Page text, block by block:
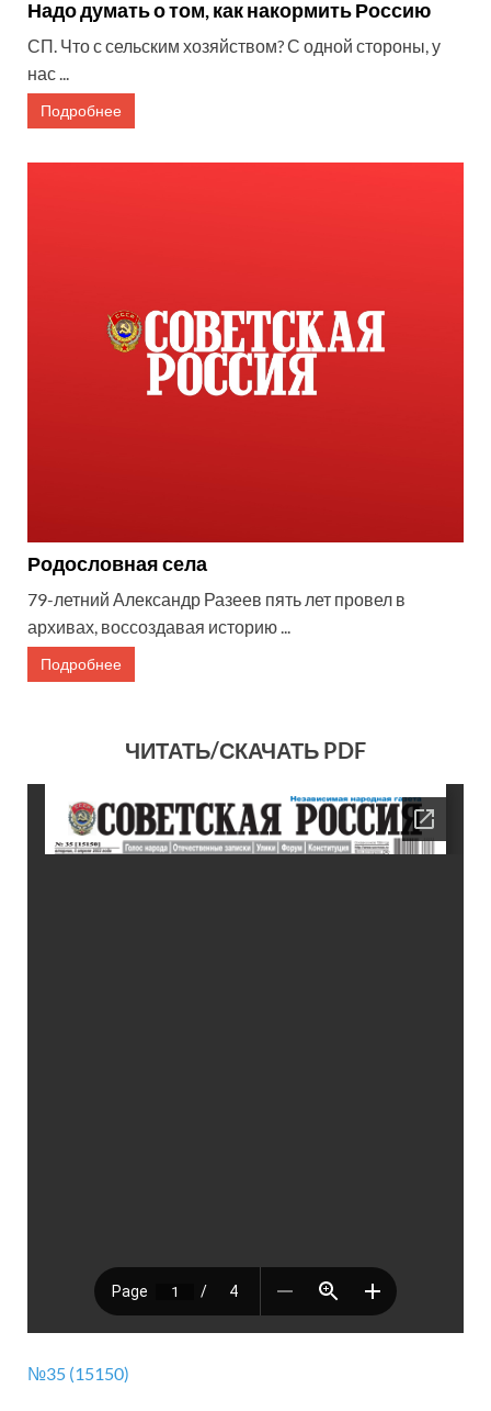
Надо думать о том, как накормить Россию
СП. Что с сельским хозяйством? С одной стороны, у
нас ...
Подробнее
Родословная села
79-летний Александр Разеев пять лет провел в
архивах, воссоздавая историю ...
Подробнее
ЧИТАТЬ/СКАЧАТЬ PDF
№35 (15150)